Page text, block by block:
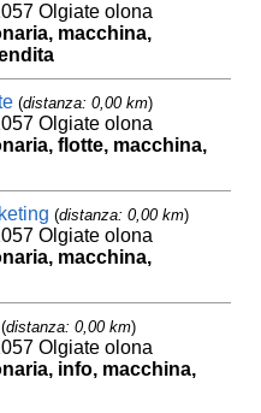
Olgiate olona
macchina,
(distanza: 0,00 km)
Olgiate olona
flotte, macchina,
(distanza: 0,00 km)
Olgiate olona
macchina,
(distanza: 0,00 km)
Olgiate olona
info, macchina,